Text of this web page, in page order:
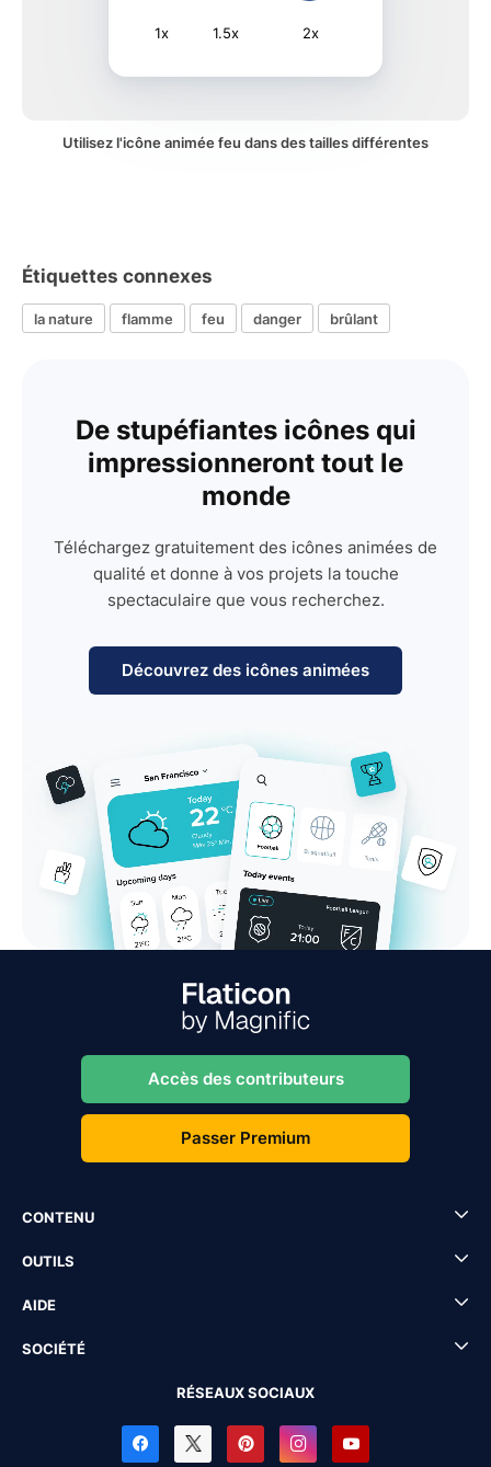
1x 1.5x 2x
Utilisez l'icône animée feu dans des tailles différentes
Étiquettes connexes
la nature flamme feu danger brûlant
De stupéfiantes icônes qui
impressionneront tout le
monde
Téléchargez gratuitement des icônes animées de
qualité et donne à vos projets la touche
spectaculaire que vous recherchez.
Découvrez des icônes animées
Accès des contributeurs
Passer Premium
CONTENU
OUTILS
AIDE
SOCIÉTÉ
RÉSEAUX SOCIAUX